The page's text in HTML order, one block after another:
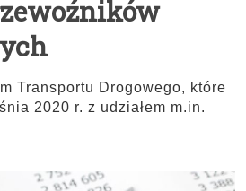
Transportu Drogowego, które
2020 r. z udziałem m.in.